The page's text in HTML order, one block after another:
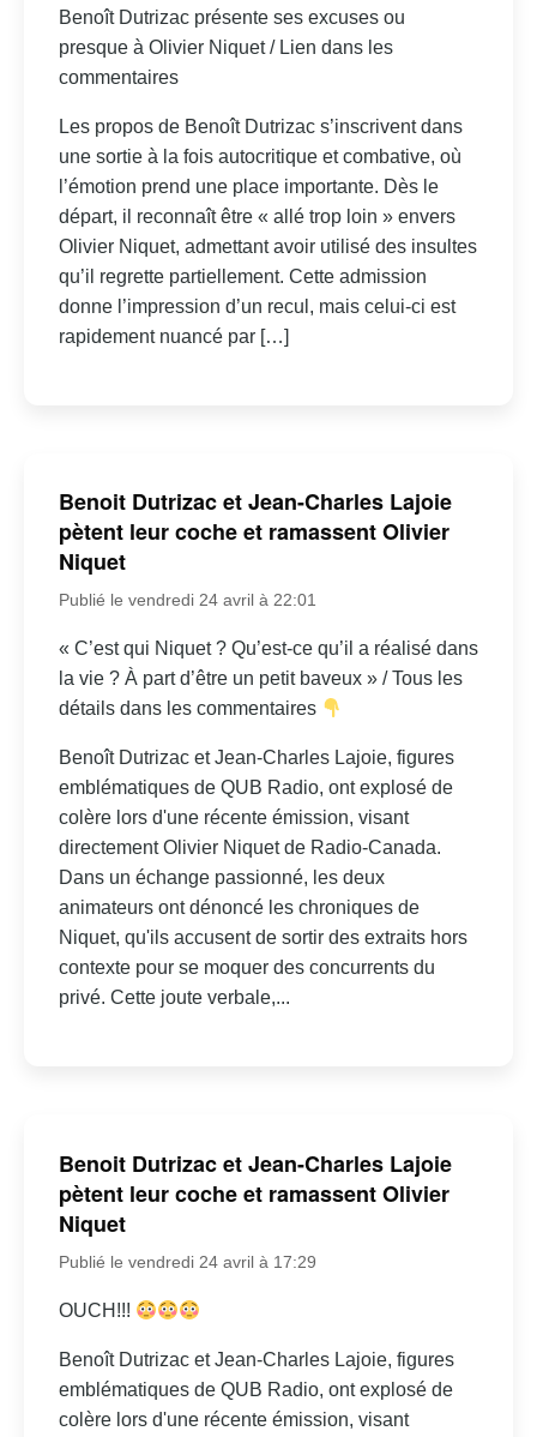
Benoît Dutrizac présente ses excuses ou
presque à Olivier Niquet / Lien dans les
commentaires
Les propos de Benoît Dutrizac s’inscrivent dans
une sortie à la fois autocritique et combative, où
l’émotion prend une place importante. Dès le
départ, il reconnaît être « allé trop loin » envers
Olivier Niquet, admettant avoir utilisé des insultes
qu’il regrette partiellement. Cette admission
donne l’impression d’un recul, mais celui-ci est
rapidement nuancé par […]
Benoit Dutrizac et Jean-Charles Lajoie
pètent leur coche et ramassent Olivier
Niquet
Publié le vendredi 24 avril à 22:01
« C’est qui Niquet ? Qu’est-ce qu’il a réalisé dans
la vie ? À part d’être un petit baveux » / Tous les
détails dans les commentaires
Benoît Dutrizac et Jean-Charles Lajoie, figures
emblématiques de QUB Radio, ont explosé de
colère lors d'une récente émission, visant
directement Olivier Niquet de Radio-Canada.
Dans un échange passionné, les deux
animateurs ont dénoncé les chroniques de
Niquet, qu'ils accusent de sortir des extraits hors
contexte pour se moquer des concurrents du
privé. Cette joute verbale,...
Benoit Dutrizac et Jean-Charles Lajoie
pètent leur coche et ramassent Olivier
Niquet
Publié le vendredi 24 avril à 17:29
OUCH!!!
Benoît Dutrizac et Jean-Charles Lajoie, figures
emblématiques de QUB Radio, ont explosé de
colère lors d'une récente émission, visant